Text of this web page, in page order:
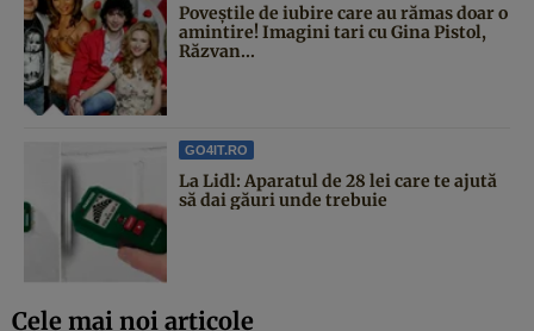
Poveştile de iubire care au rămas doar o
amintire! Imagini tari cu Gina Pistol,
Răzvan...
GO4IT.RO
La Lidl: Aparatul de 28 lei care te ajută
să dai găuri unde trebuie
Cele mai noi articole